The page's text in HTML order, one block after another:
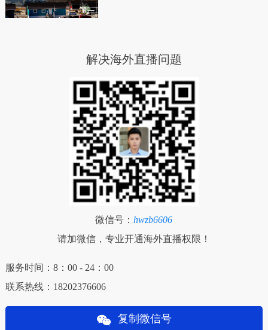
解决海外直播问题
微信号：hwzb6606
请加微信，专业开通海外直播权限！
服务时间：8：00 - 24：00
联系热线：18202376606
复制微信号